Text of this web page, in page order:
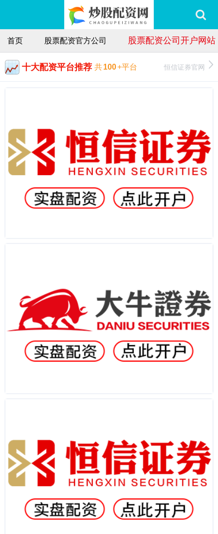
首页 股票配资官方公司 股票配资公司开户网站
十大配资平台推荐 共100+平台 恒信证券官网